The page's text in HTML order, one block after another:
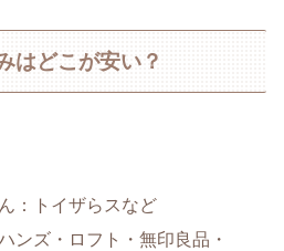
はどこが安い？
：トイザらスなど
ンズ・ロフト・無印良品・